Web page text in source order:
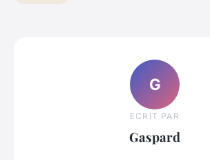
G
ECRIT PAR
Gaspard